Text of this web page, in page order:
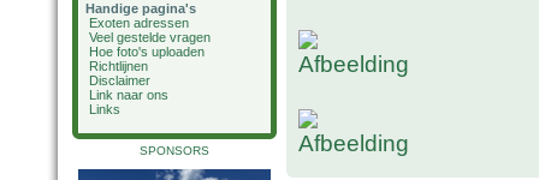
Handige pagina's
Exoten adressen
Veel gestelde vragen
Hoe foto's uploaden
Richtlijnen
Disclaimer
Link naar ons
Links
SPONSORS